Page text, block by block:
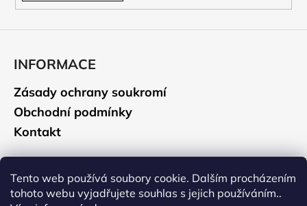
Tento web používá soubory cookie. Dalším procházením
tohoto webu vyjadřujete souhlas s jejich používáním..
INFORMACE
Zásady ochrany soukromí
Obchodní podmínky
Kontakt
CAMELBAK